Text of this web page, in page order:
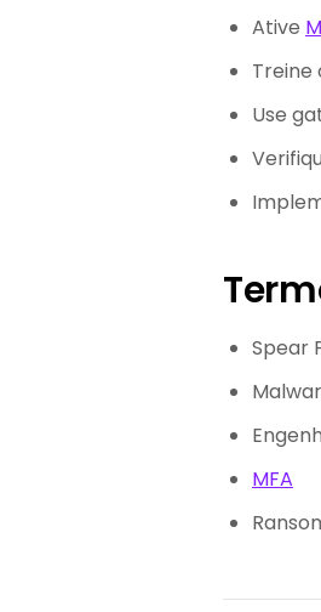
Ative
Treine
Use
Spear
MFA